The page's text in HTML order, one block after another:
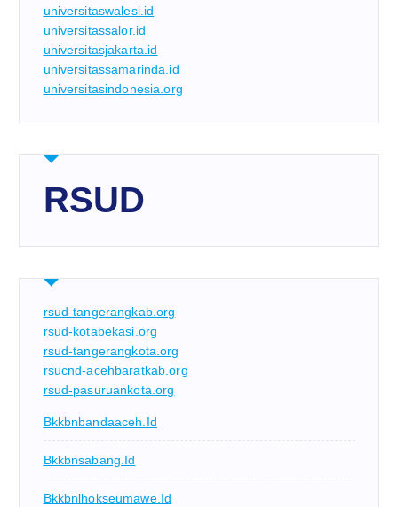
universitaswalesi.id
universitassalor.id
universitasjakarta.id
universitassamarinda.id
universitasindonesia.org
RSUD
rsud-tangerangkab.org
rsud-kotabekasi.org
rsud-tangerangkota.org
rsucnd-acehbaratkab.org
rsud-pasuruankota.org
Bkkbnbandaaceh.id
Bkkbnsabang.id
Bkkbnlhokseumawe.id